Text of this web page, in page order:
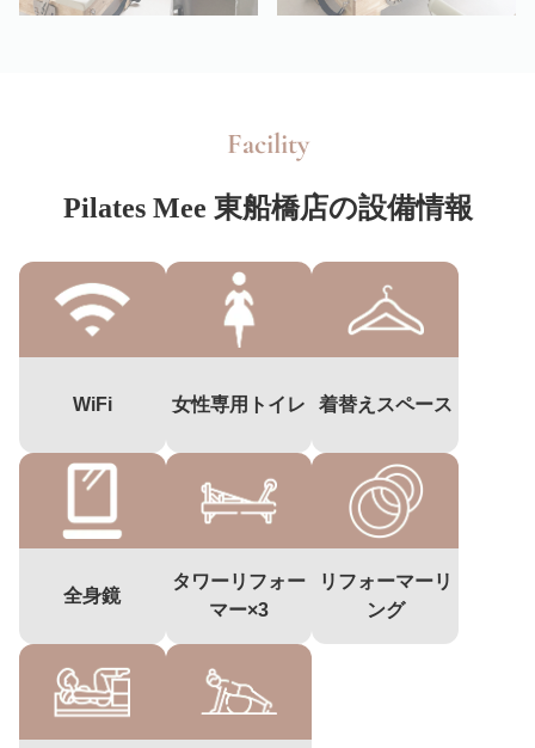
Facility
Pilates Mee 東船橋店の設備情報
WiFi 女性専用トイレ 着替えスペース
全身鏡
タワーリフォー
マー×3
リフォーマーリ
ング